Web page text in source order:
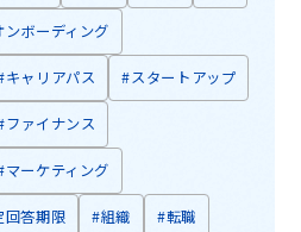
ンボーディング
キャリアパス #スタートアップ
ファイナンス
マーケティング
回答期限 #組織 #転職